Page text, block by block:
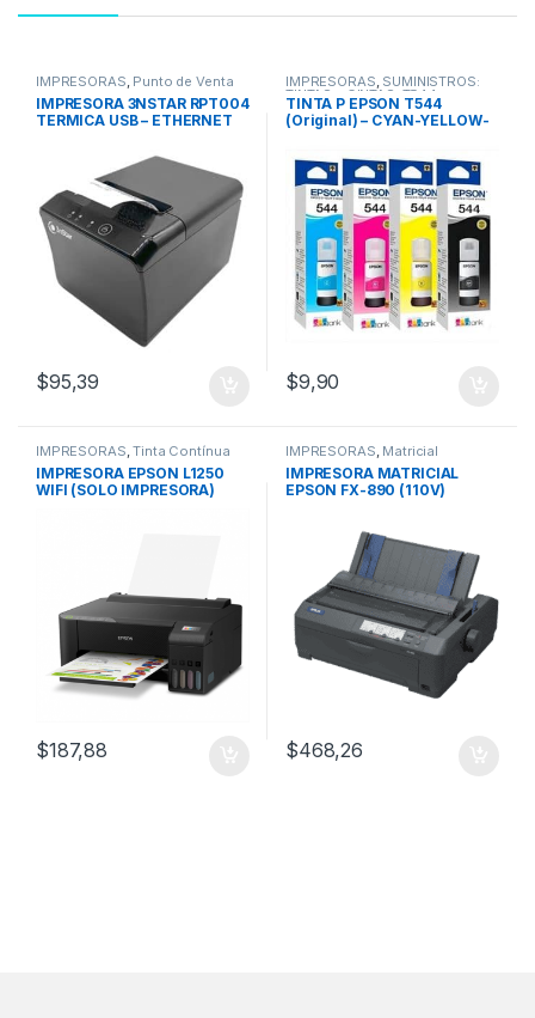
IMPRESORAS, Punto de Venta
IMPRESORA 3NSTAR RPT004
TERMICA USB – ETHERNET
$95,39
IMPRESORAS, SUMINISTROS:
TINTAS y CINTAS , T544
TINTA P EPSON T544
(Original) – CYAN-YELLOW-
$9,90
IMPRESORAS,Tinta Contínua
IMPRESORA EPSON L1250
WIFI (SOLO IMPRESORA)
$187,88
IMPRESORAS, Matricial
IMPRESORA MATRICIAL
EPSON FX-890 (110V)
$468,26